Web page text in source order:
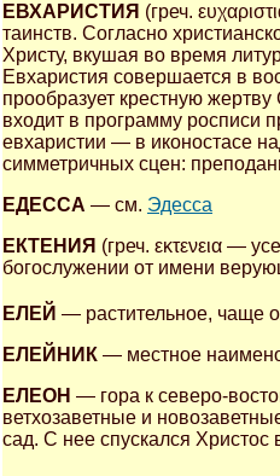
ЕВХАРИСТИЯ (греч.
таинств. Согласно
Христу, вкушая во время
Евхаристия совершается в
прообразует крестную
входит в программу росписи
евхаристии — в иконостасе
симметричных сцен:
ЕДЕССА — см. Эдесса
ЕКТЕНИЯ (греч. εκτενεια —
богослужении от имени
ЕЛЕЙ — растительное, чаще
ЕЛЕЙНИК — местное
ЕЛЕОН — гора к северо-
ветхозаветные и
сад. С нее спускался Христос